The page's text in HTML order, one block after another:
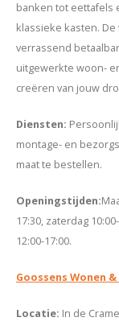
banken tot eettafels
klassieke kasten.
verrassend
uitgewerkte woon-
creëren van jouw
Diensten:
montage- en
maat te bestellen.
Openingstijden:
17:30, zaterdag
12:00-17:00.
Goossens Wonen
Locatie: In de